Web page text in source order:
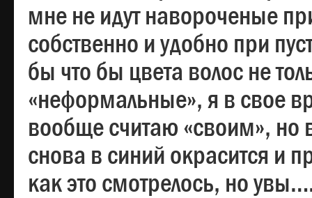
мне не идут навороченые
собственно и удобно при
бы что бы цвета волос не
«неформальные», я в свое
вообще считаю «своим», но
снова в синий окрасится и
как это смотрелось, но